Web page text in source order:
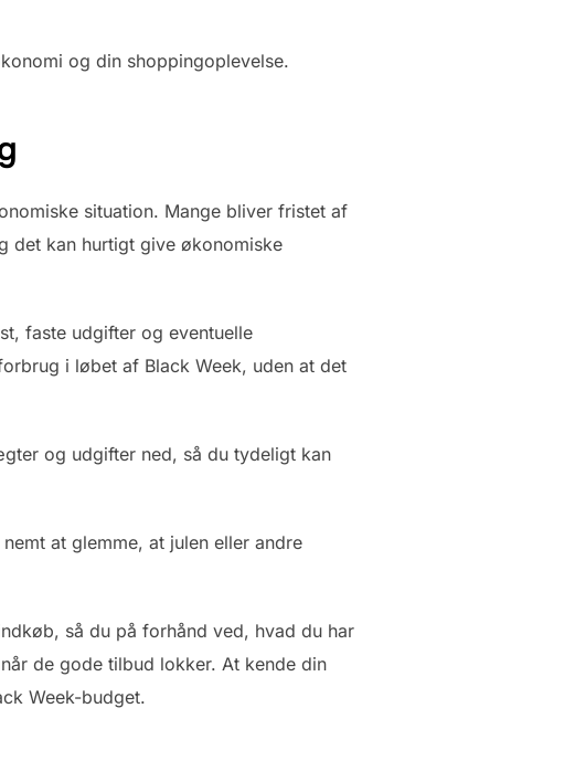
og din shoppingoplevelse.
situation. Mange bliver fristet af
det kan hurtigt give økonomiske
faste udgifter og eventuelle
i løbet af Black Week, uden at det
og udgifter ned, så du tydeligt kan
at glemme, at julen eller andre
så du på forhånd ved, hvad du har
de gode tilbud lokker. At kende din
Week-budget.